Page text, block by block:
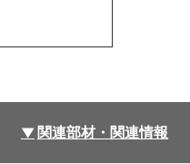
関連部材・関連情報